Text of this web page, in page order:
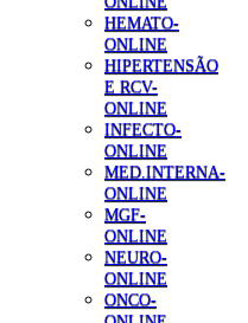
HEMATO-
ONLINE
HIPERTENSÃO
E RCV-
ONLINE
INFECTO-
ONLINE
MED.INTERNA-
ONLINE
MGF-
ONLINE
NEURO-
ONLINE
ONCO-